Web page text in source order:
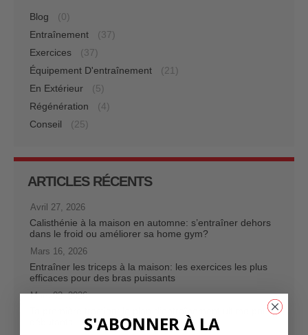
Blog
(0)
Entraînement
(37)
Exercices
(37)
Équipement D'entraînement
(21)
En Extérieur
(5)
Régénération
(4)
Conseil
(25)
ARTICLES RÉCENTS
Avril 27, 2026
Calisthénie à la maison en automne: s’entraîner dehors
dans le froid ou améliorer sa home gym?
Mars 16, 2026
Entraîner les triceps à la maison: les exercices les plus
efficaces pour des bras puissants
Mars 02, 2026
Ta première traction: le plan d’entraînement ultime pour
S'ABONNER À LA